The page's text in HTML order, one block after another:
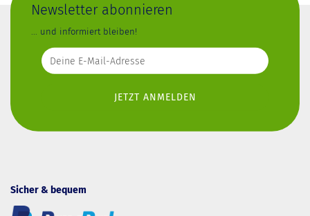
Newsletter abonnieren
... und informiert bleiben!
Sicher & bequem